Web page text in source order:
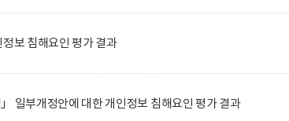
보 침해요인 평가 결과
일부개정안에 대한 개인정보 침해요인 평가 결과